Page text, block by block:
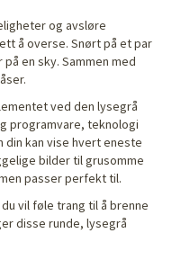
og avsløre
å overse. Snørt på et par
en sky. Sammen med
ved den lysegrå
programvare, teknologi
kan vise hvert eneste
bilder til grusomme
passer perfekt til.
vil føle trang til å brenne
disse runde, lysegrå